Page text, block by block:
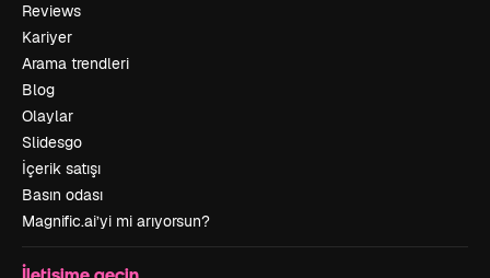
Reviews
Kariyer
Arama trendleri
Blog
Olaylar
Slidesgo
İçerik satışı
Basın odası
Magnific.ai’yi mi arıyorsun?